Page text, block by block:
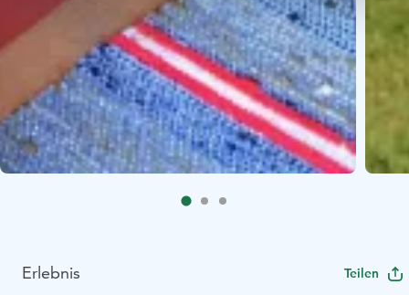
Erlebnis Teilen